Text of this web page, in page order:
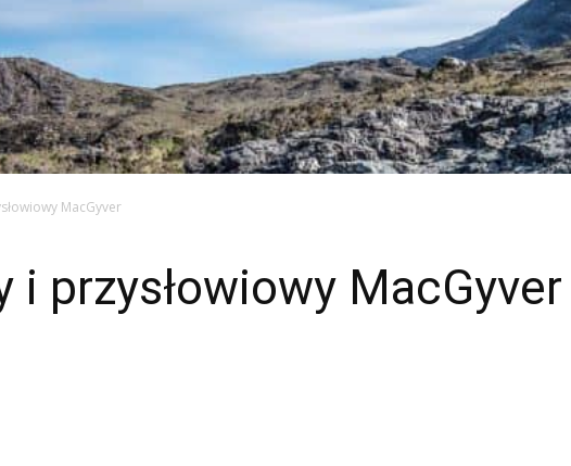
MacGyver
i przysłowiowy MacGyver